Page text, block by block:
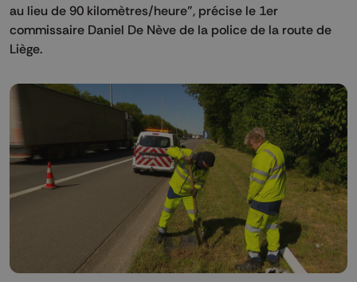
au lieu de 90 kilomètres/heure", précise le 1er
commissaire Daniel De Nève de la police de la route de
Liège.